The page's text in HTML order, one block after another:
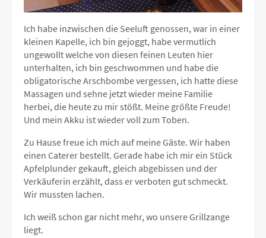
Ich habe inzwischen die Seeluft genossen, war in einer
kleinen Kapelle, ich bin gejoggt, habe vermutlich
ungewollt welche von diesen feinen Leuten hier
unterhalten, ich bin geschwommen und habe die
obligatorische Arschbombe vergessen, ich hatte diese
Massagen und sehne jetzt wieder meine Familie
herbei, die heute zu mir stößt. Meine größte Freude!
Und mein Akku ist wieder voll zum Toben.
Zu Hause freue ich mich auf meine Gäste. Wir haben
einen Caterer bestellt. Gerade habe ich mir ein Stück
Apfelplunder gekauft, gleich abgebissen und der
Verkäuferin erzählt, dass er verboten gut schmeckt.
Wir mussten lachen.
Ich weiß schon gar nicht mehr, wo unsere Grillzange
liegt.